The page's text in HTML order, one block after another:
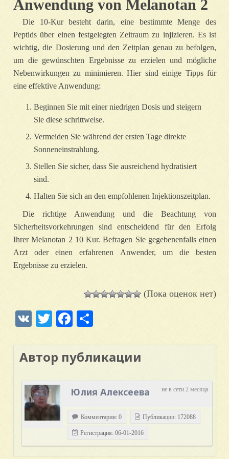
Anwendung von Melanotan 2
Die 10-Kur besteht darin, eine bestimmte Menge des
Peptids über einen festgelegten Zeitraum zu injizieren. Es ist
wichtig, die Dosierung und den Zeitplan genau zu befolgen,
um die gewünschten Ergebnisse zu erzielen und mögliche
Nebenwirkungen zu minimieren. Hier sind einige Tipps für
eine effektive Anwendung:
Beginnen Sie mit einer niedrigen Dosis und steigern
Sie diese schrittweise.
Vermeiden Sie während der ersten Tage direkte
Sonneneinstrahlung.
Stellen Sie sicher, dass Sie ausreichend hydratisiert
sind.
Halten Sie sich an den empfohlenen Injektionszeitplan.
Die richtige Anwendung und die Beachtung von
Sicherheitsvorkehrungen sind entscheidend für den Erfolg
Ihrer Melanotan 2 10 Kur. Befragen Sie gegebenenfalls einen
Arzt oder einen erfahrenen Anwender, um die besten
Ergebnisse zu erzielen.
(Пока оценок нет)
VK TwitterFacebook
Автор публикации
не в сети 2 месяца
Юлия Алексеева
Комментарии: 0 Публикации: 172088
Регистрация: 06-01-2016